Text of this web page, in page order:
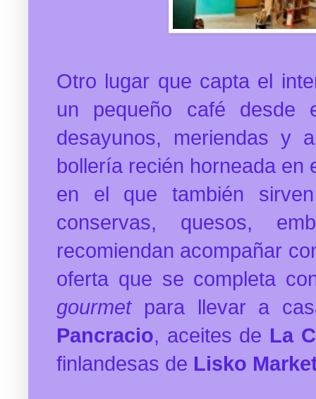
Otro lugar que capta el
un pequeño café desde
desayunos, meriendas y
bollería recién horneada en
en el que también
conservas, quesos,
recomiendan acompañar
oferta que se completa
gourmet para llevar a
Pancracio, aceites de La
finlandesas de Lisko